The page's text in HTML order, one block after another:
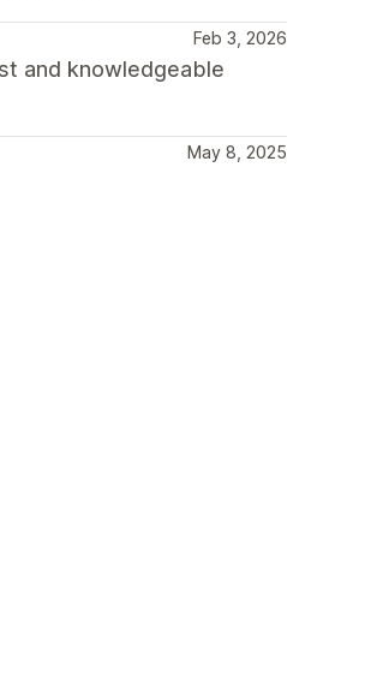
Feb 3, 2026
and knowledgeable
May 8, 2025